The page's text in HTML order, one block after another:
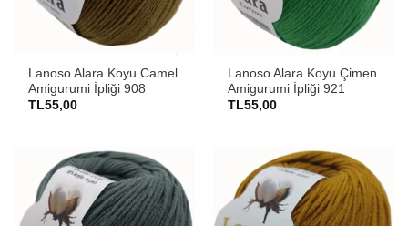
Lanoso Alara Koyu Camel
Amigurumi İpliği 908
TL55,00
Lanoso Alara Koyu Çimen
Amigurumi İpliği 921
TL55,00